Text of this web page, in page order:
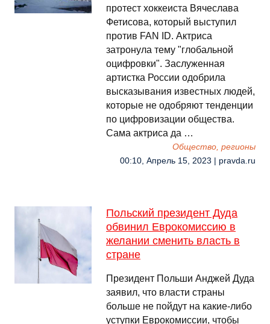
протест хоккеиста Вячеслава
Фетисова, который выступил
против FAN ID. Актриса
затронула тему "глобальной
оцифровки". Заслуженная
артистка России одобрила
высказывания известных людей,
которые не одобряют тенденции
по цифровизации общества.
Сама актриса да …
Общество, регионы
00:10, Апрель 15, 2023 | pravda.ru
Польский президент Дуда
обвинил Еврокомиссию в
желании сменить власть в
стране
Президент Польши Анджей Дуда
заявил, что власти страны
больше не пойдут на какие-либо
уступки Еврокомиссии, чтобы